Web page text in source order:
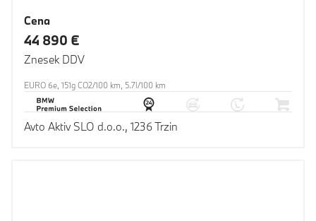
Cena
44 890 €
Znesek DDV
EURO 6e, 151g CO2/100 km, 5.7l/100 km
Avto Aktiv SLO d.o.o., 1236 Trzin